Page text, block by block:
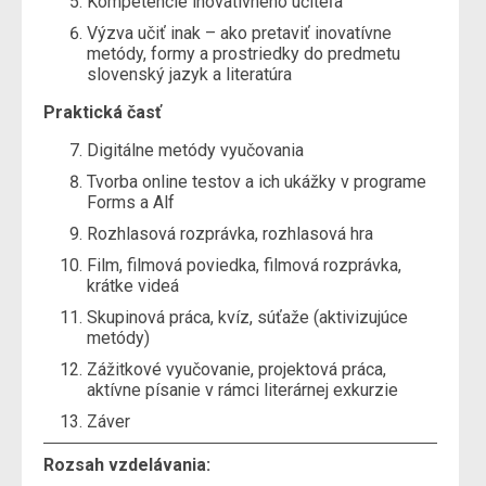
Výzva učiť inak – ako pretaviť inovatívne
metódy, formy a prostriedky do predmetu
slovenský jazyk a literatúra
Praktická časť
Digitálne metódy vyučovania
Tvorba online testov a ich ukážky v programe
Forms a Alf
Rozhlasová rozprávka, rozhlasová hra
Film, filmová poviedka, filmová rozprávka,
krátke videá
Skupinová práca, kvíz, súťaže (aktivizujúce
metódy)
Zážitkové vyučovanie, projektová práca,
aktívne písanie v rámci literárnej exkurzie
Záver
Rozsah vzdelávania: